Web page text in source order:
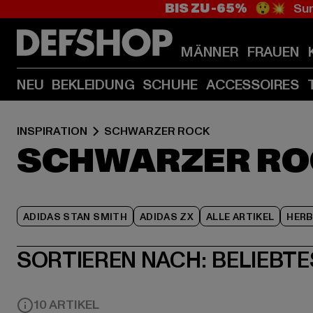
BIS ZU -65% 😲💥
MÄNNER FRAUEN
NEU BEKLEIDUNG SCHUHE ACCESSOIRES
INSPIRATION SCHWARZER ROCK
SCHWARZER
ADIDAS STAN SMITH ADIDAS ZX ALLE ARTIKEL
SORTIEREN NACH:
10 ARTIKEL